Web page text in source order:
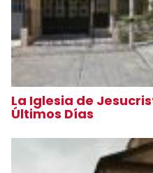
La Iglesia de
Últimos Días